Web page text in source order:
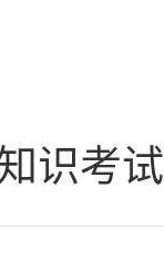
识考试